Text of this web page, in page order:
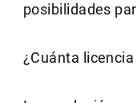
posibilidades
¿Cuánta